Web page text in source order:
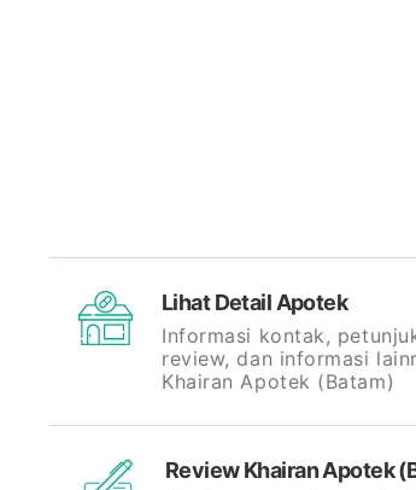
Lihat Detail Apotek
Informasi kontak,
review, dan informasi
Khairan Apotek (Batam)
Review Khairan Apotek